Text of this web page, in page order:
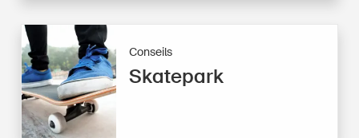
Conseils
Skatepark